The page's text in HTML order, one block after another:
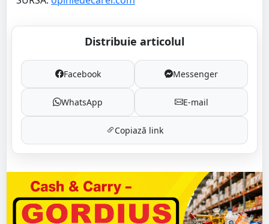
Distribuie articolul
Facebook Messenger
WhatsApp E-mail
Copiază link